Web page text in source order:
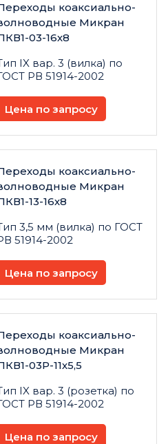
коаксиально-
Микран
03-16х8
IX вар. 3 (вилка) по
РВ 51914-2002
Цена по запросу
коаксиально-
Микран
13-16х8
3,5 мм (вилка) по ГОСТ
51914-2002
Цена по запросу
коаксиально-
Микран
03Р-11х5,5
IX вар. 3 (розетка) по
РВ 51914-2002
Цена по запросу